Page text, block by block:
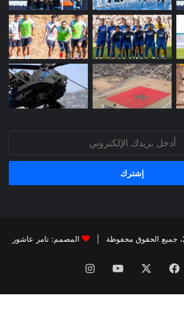
المصمم: تامر عاشور
فيسبوك يوتيوبانستقرام